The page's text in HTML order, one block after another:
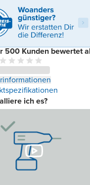
500 Kunden bewertet
ich es?